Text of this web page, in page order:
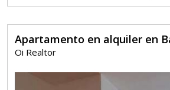
Apartamento en alquiler en
Oi Realtor